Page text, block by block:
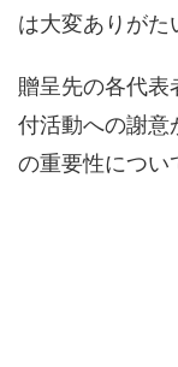
は大変ありがた
贈呈先の各代
付活動への謝意
の重要性につい